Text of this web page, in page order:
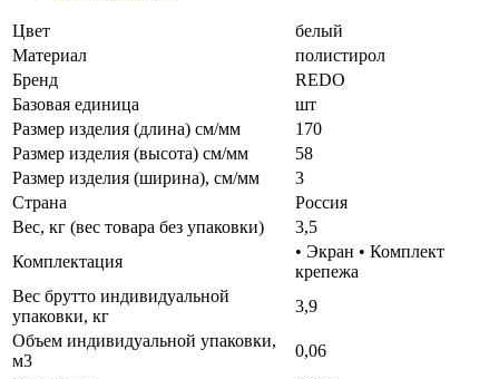
Цвет
белый
Материал
полистирол
Бренд
REDO
Базовая единица
шт
Размер изделия (длина) см/мм
170
Размер изделия (высота) см/мм
58
Размер изделия (ширина), см/мм
3
Страна
Россия
Вес, кг (вес товара без упаковки)
3,5
Комплектация
• Экран • Комплект
крепежа
Вес брутто индивидуальной
упаковки, кг
3,9
Объем индивидуальной упаковки,
м3
0,06